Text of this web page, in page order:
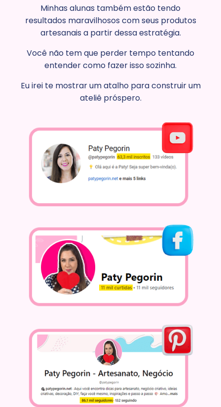
Minhas alunas também estão tendo
resultados maravilhosos com seus produtos
artesanais a partir dessa estratégia.
Você não tem que perder tempo tentando
entender como fazer isso sozinha.
Eu irei te mostrar um atalho para construir um
ateliê próspero.